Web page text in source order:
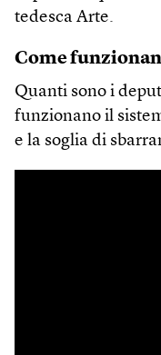
tedesca Arte.
Come
Quanti sono i
funzionano il
e la soglia di